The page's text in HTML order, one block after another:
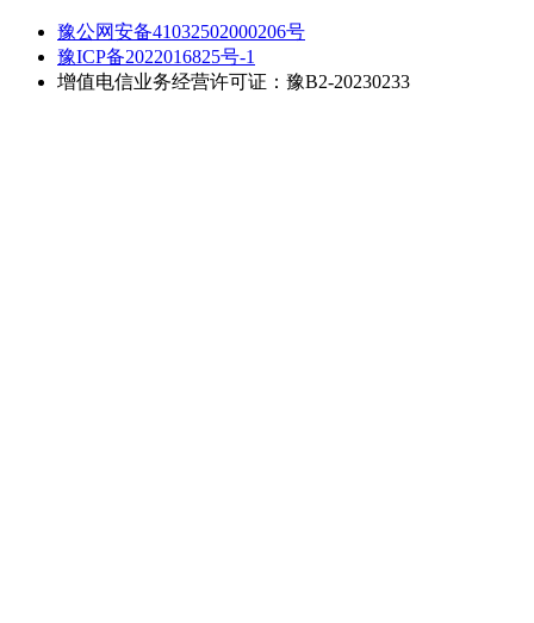
豫公网安备41032502000206号
豫ICP备2022016825号-1
增值电信业务经营许可证：豫B2-20230233